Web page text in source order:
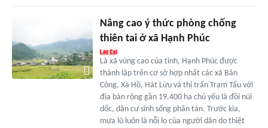
Nâng cao ý thức phòng chống
thiên tai ở xã Hạnh Phúc
Là xã vùng cao của tỉnh, Hạnh Phúc được
thành lập trên cơ sở hợp nhất các xã Bản
Công, Xà Hồ, Hát Lừu và thị trấn Trạm Tấu với
địa bàn rộng gần 19.400 ha chủ yếu là đồi núi
dốc, dân cư sinh sống phân tán. Trước kia,
mưa lũ luôn là nỗi lo của người dân do thiệt